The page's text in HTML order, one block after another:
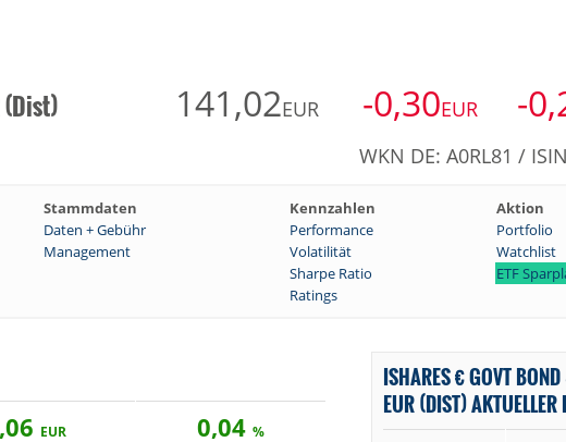
(Dist) 141,02EUR -0,30EUR -
WKN DE: A0RL81 /
Stammdaten Kennzahlen
Aktion
Daten + Gebühr Performance
Portfolio
Management Volatilität
Watchlist
Sharpe Ratio
ETF
Ratings
EUR 0,04 %
ISHARES € GOVT
EUR (DIST) AKTUELLER